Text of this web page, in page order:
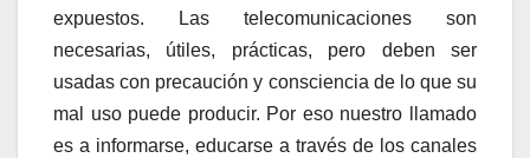
expuestos. Las telecomunicaciones son
necesarias, útiles, prácticas, pero deben ser
usadas con precaución y consciencia de lo que su
mal uso puede producir. Por eso nuestro llamado
es a informarse, educarse a través de los canales